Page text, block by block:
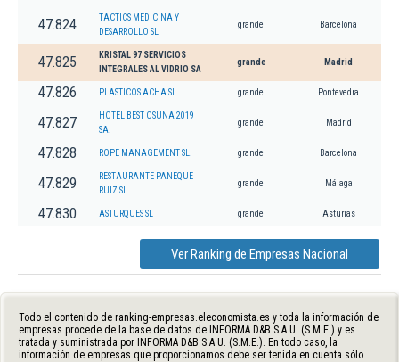
47.824
TACTICS MEDICINA Y
DESARROLLO SL
grande Barcelona
47.825
KRISTAL 97 SERVICIOS
INTEGRALES AL VIDRIO SA
grande Madrid
47.826 PLASTICOS ACHA SL grande Pontevedra
47.827
HOTEL BEST OSUNA 2019
SA.
grande Madrid
47.828 ROPE MANAGEMENT SL. grande Barcelona
47.829
RESTAURANTE PANEQUE
RUIZ SL
grande Málaga
47.830 ASTURQUES SL grande Asturias
Ver Ranking de Empresas Nacional
Todo el contenido de ranking-empresas.eleconomista.es y toda la información de
empresas procede de la base de datos de INFORMA D&B S.A.U. (S.M.E.) y es
tratada y suministrada por INFORMA D&B S.A.U. (S.M.E.). En todo caso, la
información de empresas que proporcionamos debe ser tenida en cuenta sólo